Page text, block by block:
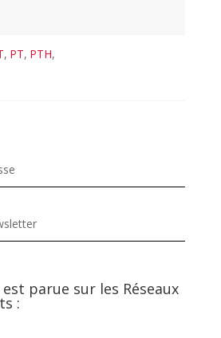
, PT, PTH,
parue sur les Réseaux
: